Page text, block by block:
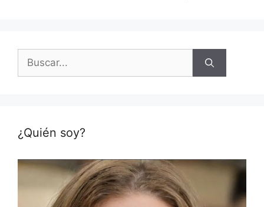
Buscar:
¿Quién soy?